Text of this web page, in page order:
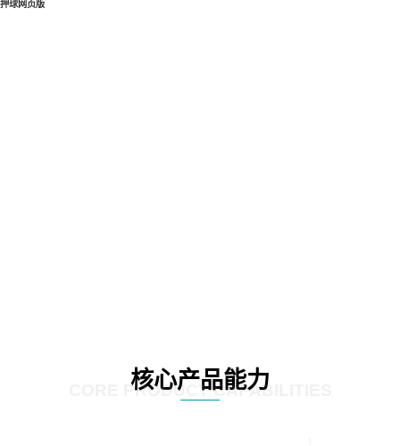
押球网页版
核心产品能力
CORE PRODUCT CAPABILITIES